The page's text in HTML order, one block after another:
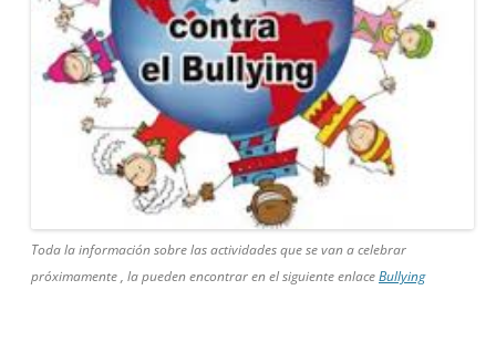
Toda la información sobre las actividades que se van a celebrar
próximamente , la pueden encontrar en el siguiente enlaceBullying